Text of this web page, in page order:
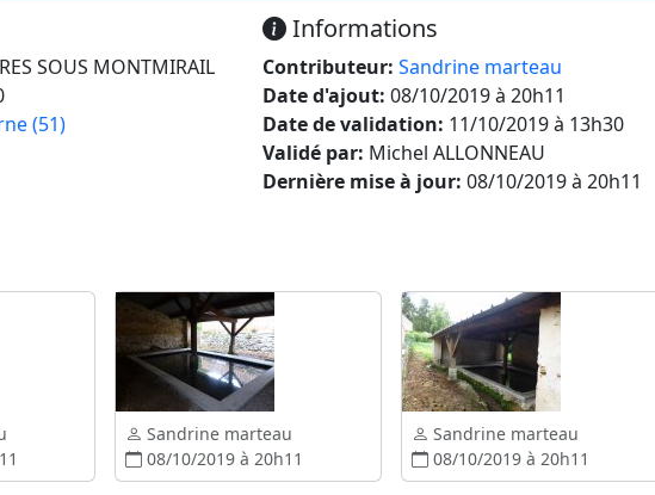
SOUS MONTMIRAIL
(51)
Informations
Contributeur: Sandrine marteau
Date d'ajout: 08/10/2019 à 20h11
Date de validation: 11/10/2019 à 13h30
Validé par: Michel ALLONNEAU
Dernière mise à jour: 08/10/2019 à 20h11
Sandrine marteau
08/10/2019 à 20h11
Sandrine marteau
08/10/2019 à 20h11